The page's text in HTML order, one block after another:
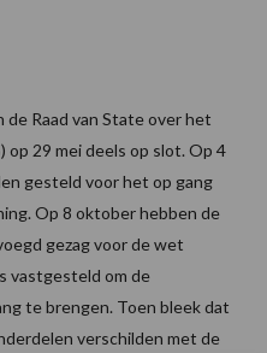
de Raad van State over het
op 29 mei deels op slot. Op 4
gesteld voor het op gang
Op 8 oktober hebben de
gezag voor de wet
vastgesteld om de
te brengen. Toen bleek dat
verschilden met de